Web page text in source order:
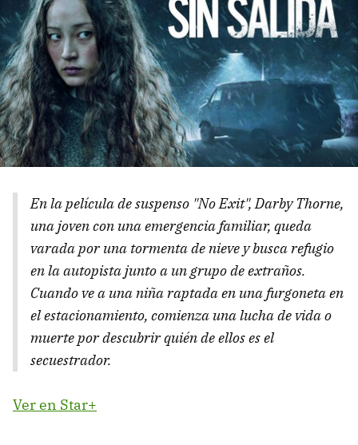
En la película de suspenso "No Exit", Darby Thorne,
una joven con una emergencia familiar, queda
varada por una tormenta de nieve y busca refugio
en la autopista junto a un grupo de extraños.
Cuando ve a una niña raptada en una furgoneta en
el estacionamiento, comienza una lucha de vida o
muerte por descubrir quién de ellos es el
secuestrador.
Ver en Star+